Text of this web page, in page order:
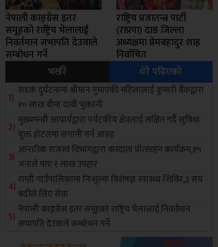
नेपाली काङ्ग्रेस इतर
समूहको राष्ट्रिय भेलालाई
निवर्तमान सभापति देउवाले
सम्बोधन गर्ने
राष्ट्रिय प्रजातन्त्र पार्टी
(राप्रपा) दाङ जिल्ला
अध्यक्षमा प्रेमबहादुर शाह
निर्वाचित
भर्खरै
धेरै पढिएको
सडक दुर्घटनामा श्रीमान गुमाएकी महिलालाई कुमारी बैंकद्वारा
१० लाख बीमा दाबी भुक्तानी
मुख्यमन्त्री आचार्यद्वारा पर्यटकीय क्षेत्रलाई लक्षित गर्दै सुविधा
युक्त होटलमा लगानी गर्न आग्रह
आन्तरिक राजस्व विभागद्वारा करदाता प्रोत्साहन कार्यक्रम,१५
जनाले पाए १ लाख उपहार
राप्ती गाउँपालिकामा निःशुल्क विशेषज्ञ स्वास्थ्य शिविर,३ सय
बढीले लिए सेवा
नेपाली काङ्ग्रेस इतर समूहको राष्ट्रिय भेलालाई निवर्तमान
सभापति देउवाले सम्बोधन गर्ने